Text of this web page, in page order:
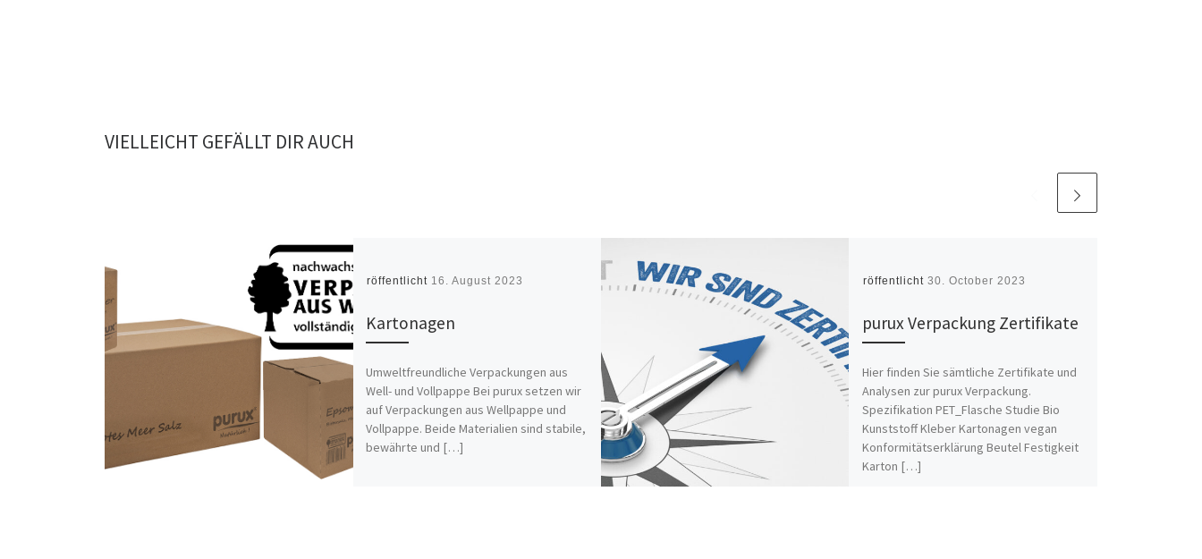
VIELLEICHT GEFÄLLT DIR AUCH
Veröffentlicht 16. August 2023
Kartonagen
Umweltfreundliche Verpackungen aus
Well- und Vollpappe Bei purux setzen wir
auf Verpackungen aus Wellpappe und
Vollpappe. Beide Materialien sind stabile,
bewährte und […]
Veröffentlicht 30. October 2023
purux Verpackung Zertifikate
Hier finden Sie sämtliche Zertifikate und
Analysen zur purux Verpackung.
Spezifikation PET_Flasche Studie Bio
Kunststoff Kleber Kartonagen vegan
Konformitätserklärung Beutel Festigkeit
Karton […]